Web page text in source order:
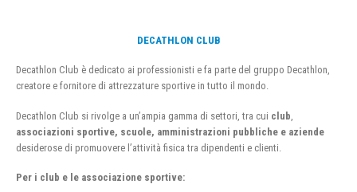
DECATHLON CLUB
Decathlon Club è dedicato ai professionisti e fa parte del gruppo Decathlon,
creatore e fornitore di attrezzature sportive in tutto il mondo.
Decathlon Club si rivolge a un’ampia gamma di settori, tra cui club
associazioni sportive, scuole, amministrazioni pubbliche e aziende
desiderose di promuovere l’attività fisica tra dipendenti e clienti.
Per i club e le associazione sportive: